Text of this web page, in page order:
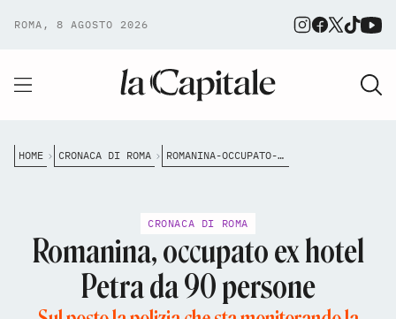
ROMA, 8 AGOSTO 2026
HOME CRONACA DI ROMA ROMANINA-OCCUPATO-EX-HOTEL-PETRA-DA-90-PERSONE
CRONACA DI ROMA
Romanina, occupato ex hotel
Petra da 90 persone